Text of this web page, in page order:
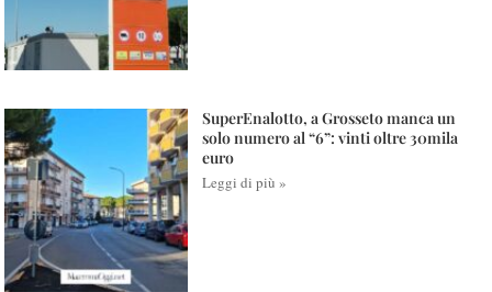
SuperEnalotto, a Grosseto manca un
solo numero al “6”: vinti oltre 30mila
euro
Leggi di più »